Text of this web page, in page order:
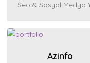
Seo & Sosyal Medya
Azinfo